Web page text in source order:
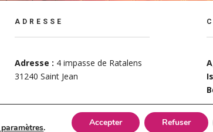
ADRESSE
Adresse : 4 impasse de Ratalens
31240 Saint Jean
légales– Réalisation :Multimed Solutions
. Accepter Refuser